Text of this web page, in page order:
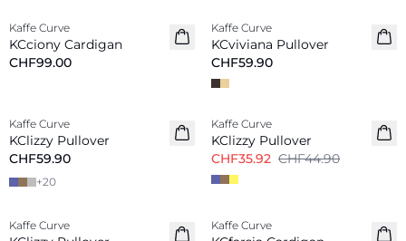
Neu
Kaffe Curve
KCciony Cardigan
CHF99.00
Neu
Kaffe Curve
KCviviana Pullover
CHF59.90
Kaffe Curve
KClizzy Pullover
CHF59.90
+20
-20%
Kaffe Curve
KClizzy Pullover
CHF35.92 CHF44.90
Kaffe Curve Kaffe Curve